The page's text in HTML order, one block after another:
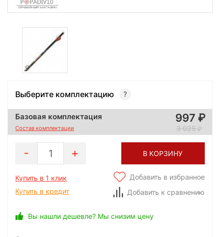
Выберите комплектацию
Базовая комплектация
Состав комплектации
997
3 025
1 В КОРЗИНУ
Купить в 1 клик
Купить в кредит
Добавить в избранное
Добавить к сравнению
Вы нашли дешевле? Мы снизим цену